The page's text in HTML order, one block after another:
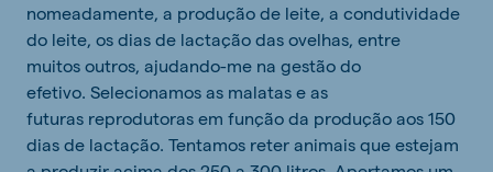
nomeadamente, a produção de leite, a condutividade
do leite, os dias de lactação das ovelhas, entre
muitos outros, ajudando-me na gestão do
efetivo. Selecionamos as malatas e as
futuras reprodutoras em função da produção aos 150
dias de lactação. Tentamos reter animais que estejam